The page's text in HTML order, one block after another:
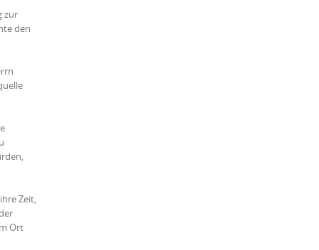
zur
den
Zeit,
Ort